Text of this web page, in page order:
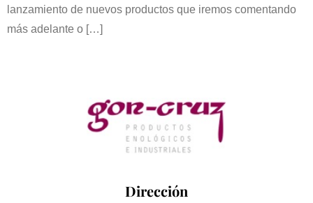
lanzamiento de nuevos productos que iremos comentando
más adelante o […]
Dirección